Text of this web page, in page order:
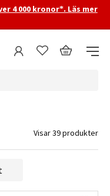
4 000 kronor*. Läs mer
Visar 39 produkter